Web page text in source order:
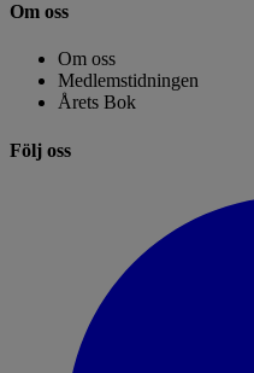
Om oss
Om oss
Medlemstidningen
Årets Bok
Följ oss